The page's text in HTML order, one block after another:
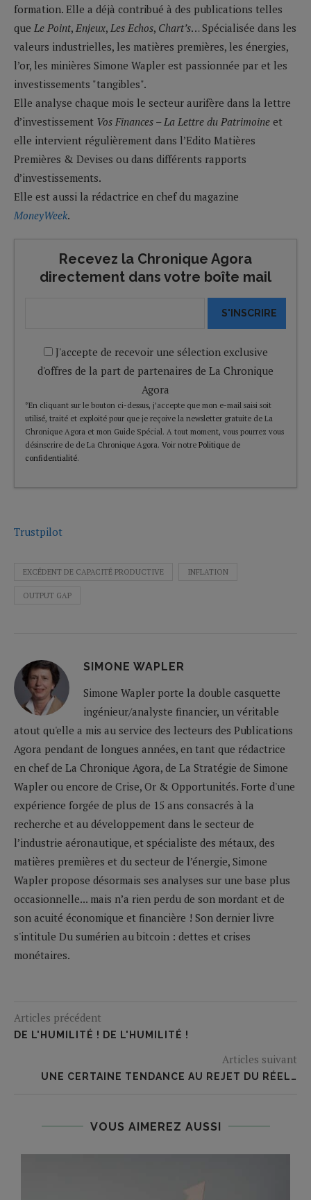
formation. Elle a déjà contribué à des publications telles
que Le Point, Enjeux, Les Echos, Chart’s… Spécialisée dans les
valeurs industrielles, les matières premières, les énergies,
l’or, les minières Simone Wapler est passionnée par et les
investissements "tangibles".
Elle analyse chaque mois le secteur aurifère dans la lettre
d’investissement Vos Finances – La Lettre du Patrimoine et
elle intervient régulièrement dans l’Edito Matières
Premières & Devises ou dans différents rapports
d’investissements.
Elle est aussi la rédactrice en chef du magazine
MoneyWeek.
Recevez la Chronique Agora
directement dans votre boîte mail
S'INSCRIRE
J'accepte de recevoir une sélection exclusive
d'offres de la part de partenaires de La Chronique
Agora
*En cliquant sur le bouton ci-dessus, j’accepte que mon e-mail saisi soit
utilisé, traité et exploité pour que je reçoive la newsletter gratuite de La
Chronique Agora et mon Guide Spécial. A tout moment, vous pourrez vous
désinscrire de de La Chronique Agora. Voir notre Politique de
confidentialité.
Trustpilot
EXCÉDENT DE CAPACITÉ PRODUCTIVE INFLATION
OUTPUT GAP
SIMONE WAPLER
Simone Wapler porte la double casquette
ingénieur/analyste financier, un véritable
atout qu'elle a mis au service des lecteurs des Publications
Agora pendant de longues années, en tant que rédactrice
en chef de La Chronique Agora, de La Stratégie de Simone
Wapler ou encore de Crise, Or & Opportunités. Forte d'une
expérience forgée de plus de 15 ans consacrés à la
recherche et au développement dans le secteur de
l’industrie aéronautique, et spécialiste des métaux, des
matières premières et du secteur de l’énergie, Simone
Wapler propose désormais ses analyses sur une base plus
occasionnelle... mais n’a rien perdu de son mordant et de
son acuité économique et financière ! Son dernier livre
s'intitule Du sumérien au bitcoin : dettes et crises
monétaires.
Articles précédent
DE L'HUMILITÉ ! DE L'HUMILITÉ !
Articles suivant
UNE CERTAINE TENDANCE AU REJET DU RÉEL…
VOUS AIMEREZ AUSSI